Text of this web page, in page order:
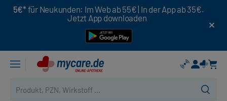
5€* für Neukunden: Im Web ab 55€ | In der App ab 35€.
Jetzt App downloaden